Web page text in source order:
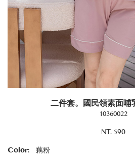
二件套。國民領素面哺
10360022
NT. 590
Color:
藕粉